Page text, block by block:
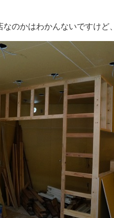
のかはわかんないですけど、